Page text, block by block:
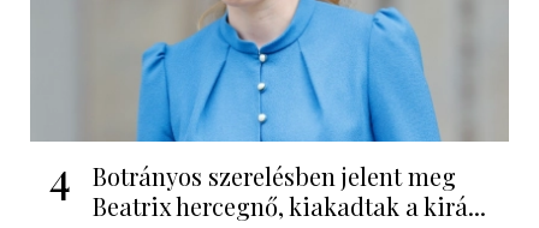
4
Botrányos szerelésben jelent meg
Beatrix hercegnő, kiakadtak a kirá...